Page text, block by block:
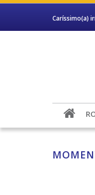
Caríssimo(a)